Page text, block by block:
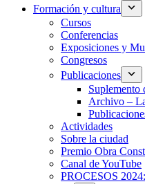
Formación y cultura
Cursos
Conferencias
Exposiciones y
Congresos
Publicaciones
Archivo –
Actividades
Sobre la ciudad
Premio Obra
Canal de YouTube
PROCESOS